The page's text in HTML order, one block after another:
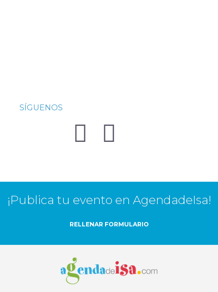
SÍGUENOS
¡Publica tu evento en AgendadeIsa!
RELLENAR FORMULARIO